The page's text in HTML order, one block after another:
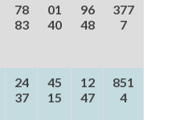
78
83
01
40
96
48
377
7
24
37
45
15
12
47
851
4